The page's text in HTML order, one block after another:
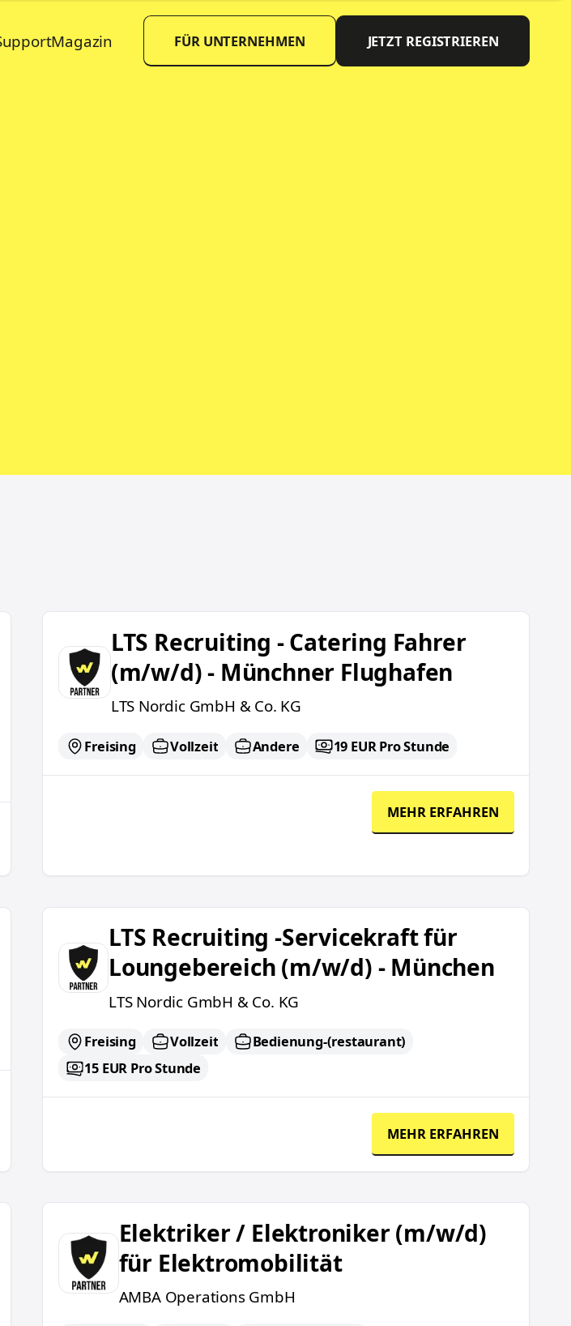
Magazin FÜR UNTERNEHMEN JETZT REGISTRIEREN
LTS Recruiting - Catering Fahrer (m/w/d) - Münchner Flughafen
LTS Recruiting - Catering Fahrer
(m/w/d) - Münchner Flughafen
LTS Nordic GmbH & Co. KG
Freising Vollzeit Andere 19 EUR Pro Stunde
MEHR ERFAHREN
LTS Recruiting -Servicekraft für Loungebereich (m/w/d) - München
LTS Recruiting -Servicekraft für
Loungebereich (m/w/d) - München
LTS Nordic GmbH & Co. KG
Freising Vollzeit
Bedienung-(restaurant)
15 EUR Pro Stunde
MEHR ERFAHREN
Elektriker / Elektroniker (m/w/d) für Elektromobilität
Elektriker / Elektroniker (m/w/d)
für Elektromobilität
AMBA Operations GmbH